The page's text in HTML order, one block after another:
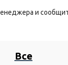
и
Все